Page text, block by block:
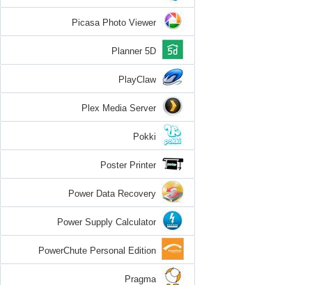
Picasa Photo Viewer
Planner 5D
PlayClaw
Plex Media Server
Pokki
Poster Printer
Power Data Recovery
Power Supply Calculator
PowerChute Personal Edition
Pragma